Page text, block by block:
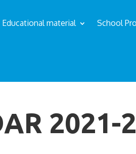
Educational material School
2021-